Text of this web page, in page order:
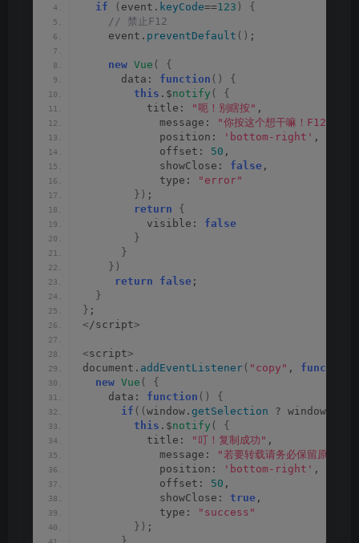
if
( event. keyCode==123 )
{
// 禁止F12
    event.
preventDefault () ;
new Vue (
{
      data:
function ()
{
this .$notify (
{
          title:
"呃！别瞎按" ,
            message:
"你按这个想干嘛！F12已经
            position:
'bottom-right' ,
            offset:
50 ,
            showClose:
false ,
            type:
"error"
}) ;
return
{
          visible:
false
}
}
})
return
false ;
}
} ;
< /script>
<script>
document. addEventListener ( "copy" , function
new Vue (
{
    data:
function ()
{
if (( window. getSelection ? window.
this .$notify (
{
          title:
"叮！复制成功" ,
            message:
"若要转载请务必保留原文链
            position:
'bottom-right' ,
            offset:
50 ,
            showClose:
true ,
            type:
"success"
}) ;